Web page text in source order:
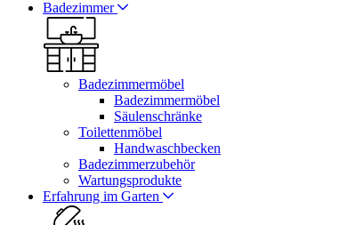
Badezimmer
Badezimmermöbel
Badezimmermöbel
Säulenschränke
Toilettenmöbel
Handwaschbecken
Badezimmerzubehör
Wartungsprodukte
Erfahrung im Garten